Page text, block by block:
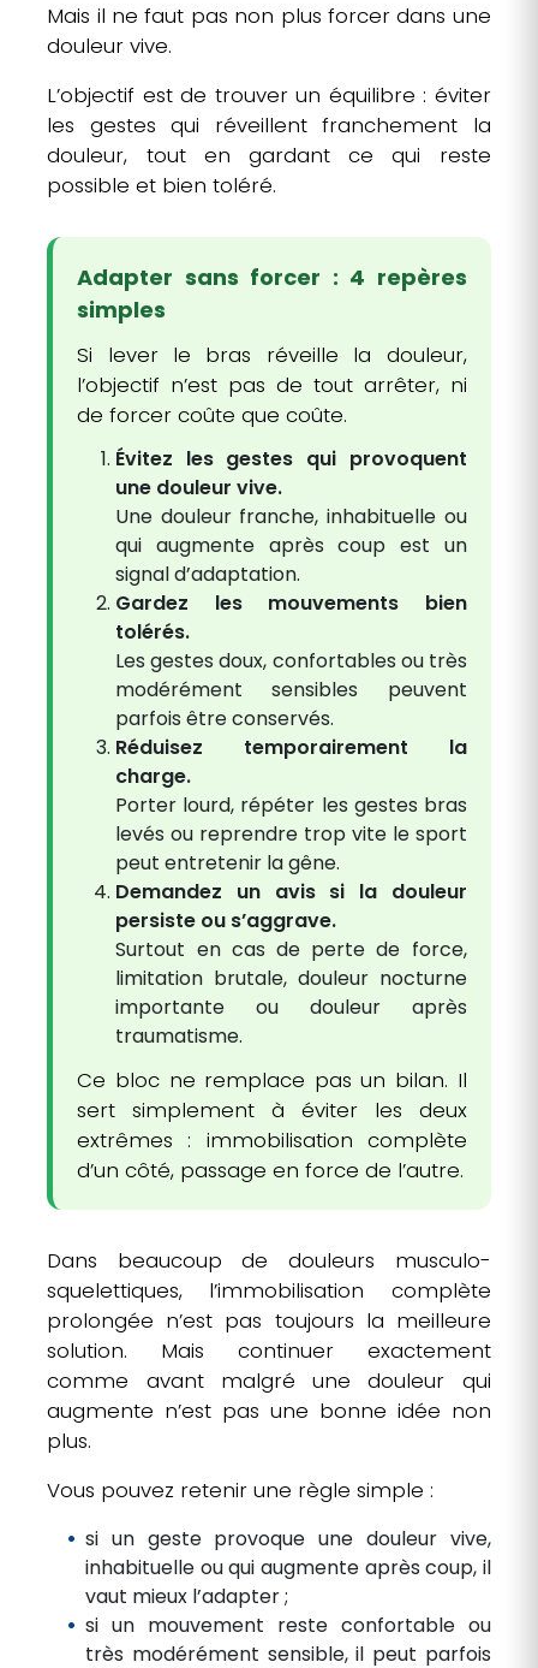
Mais il ne faut pas non plus forcer dans une
douleur vive.
L’objectif est de trouver un équilibre : éviter
les gestes qui réveillent franchement la
douleur, tout en gardant ce qui reste
possible et bien toléré.
Adapter sans forcer : 4 repères
simples
Si lever le bras réveille la douleur,
l’objectif n’est pas de tout arrêter, ni
de forcer coûte que coûte.
Évitez les gestes qui provoquent
une douleur vive.
Une douleur franche, inhabituelle ou
qui augmente après coup est un
signal d’adaptation.
Gardez les mouvements bien
tolérés.
Les gestes doux, confortables ou très
modérément sensibles peuvent
parfois être conservés.
Réduisez temporairement la
charge.
Porter lourd, répéter les gestes bras
levés ou reprendre trop vite le sport
peut entretenir la gêne.
Demandez un avis si la douleur
persiste ou s’aggrave.
Surtout en cas de perte de force,
limitation brutale, douleur nocturne
importante ou douleur après
traumatisme.
Ce bloc ne remplace pas un bilan. Il
sert simplement à éviter les deux
extrêmes : immobilisation complète
d’un côté, passage en force de l’autre.
Dans beaucoup de douleurs musculo-
squelettiques, l’immobilisation complète
prolongée n’est pas toujours la meilleure
solution. Mais continuer exactement
comme avant malgré une douleur qui
augmente n’est pas une bonne idée non
plus.
Vous pouvez retenir une règle simple :
si un geste provoque une douleur vive,
inhabituelle ou qui augmente après coup, il
vaut mieux l’adapter ;
si un mouvement reste confortable ou
très modérément sensible, il peut parfois